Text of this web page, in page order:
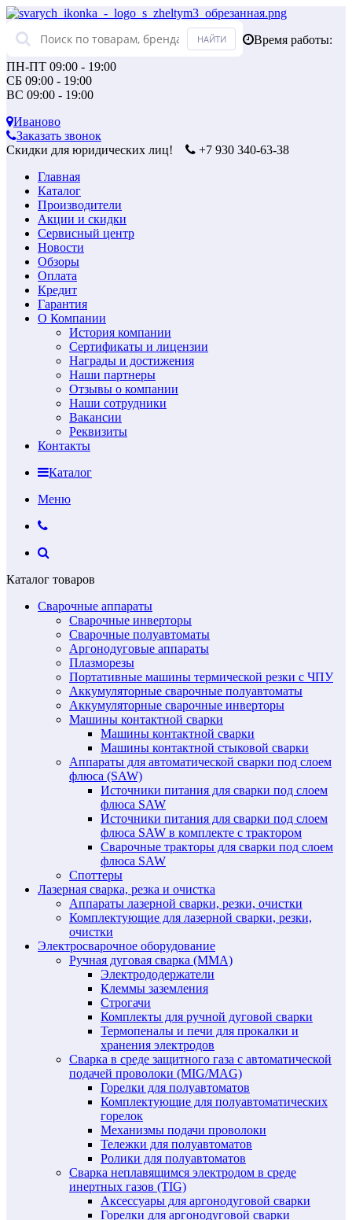
Время работы:
ПН-ПТ 09:00 - 19:00
СБ 09:00 - 19:00
ВС 09:00 - 19:00
Иваново
Заказать звонок
Скидки для юридических лиц!
+7 930 340-63-38
Главная
Каталог
Производители
Акции и скидки
Сервисный центр
Новости
Обзоры
Оплата
Кредит
Гарантия
О Компании
История компании
Сертификаты и лицензии
Награды и достижения
Наши партнеры
Отзывы о компании
Наши сотрудники
Вакансии
Реквизиты
Контакты
Каталог
Меню
Каталог товаров
Сварочные аппараты
Сварочные инверторы
Сварочные полуавтоматы
Аргонодуговые аппараты
Плазморезы
Портативные машины термической резки с ЧПУ
Аккумуляторные сварочные полуавтоматы
Аккумуляторные сварочные инверторы
Машины контактной сварки
Машины контактной сварки
Машины контактной стыковой сварки
Аппараты для автоматической сварки под слоем
флюса (SAW)
Источники питания для сварки под слоем
флюса SAW
Источники питания для сварки под слоем
флюса SAW в комплекте с трактором
Сварочные тракторы для сварки под слоем
флюса SAW
Споттеры
Лазерная сварка, резка и очистка
Аппараты лазерной сварки, резки, очистки
Комплектующие для лазерной сварки, резки,
очистки
Электросварочное оборудование
Ручная дуговая сварка (MMA)
Электрододержатели
Клеммы заземления
Строгачи
Комплекты для ручной дуговой сварки
Термопеналы и печи для прокалки и
хранения электродов
Сварка в среде защитного газа с автоматической
подачей проволоки (MIG/MAG)
Горелки для полуавтоматов
Комплектующие для полуавтоматических
горелок
Механизмы подачи проволоки
Тележки для полуавтоматов
Ролики для полуавтоматов
Сварка неплавящимся электродом в среде
инертных газов (TIG)
Аксессуары для аргонодуговой сварки
Горелки для аргонодуговой сварки